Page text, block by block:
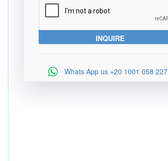
Whats App us +20 1001 058 227